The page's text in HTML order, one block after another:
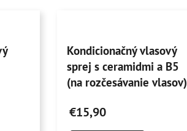
hodnotenie
produktu
je
z
Kondicionačný vlasový
sprej s ceramidmi a B5
(na rozčesávanie vlasov)
€15,90